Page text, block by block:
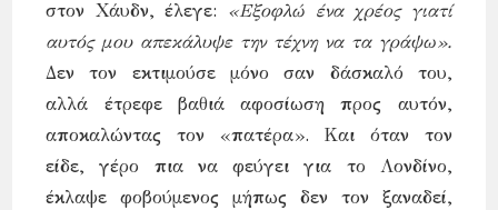
στον Χάυδν, έλεγε: «Εξοφλώ ένα χρέος γιατί
αυτός μου απεκάλυψε την τέχνη να τα γράψω».
Δεν τον εκτιμούσε μόνο σαν δάσκαλό του,
αλλά έτρεφε βαθιά αφοσίωση προς αυτόν,
αποκαλώντας τον «πατέρα». Και όταν τον
είδε, γέρο πια να φεύγει για το Λονδίνο,
έκλαψε φοβούμενος μήπως δεν τον ξαναδεί,